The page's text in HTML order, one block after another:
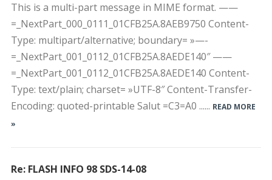
This is a multi-part message in MIME format. ——
=_NextPart_000_0111_01CFB25A.8AEB9750 Content-
Type: multipart/alternative; boundary= »—-
=_NextPart_001_0112_01CFB25A.8AEDE140″ ——
=_NextPart_001_0112_01CFB25A.8AEDE140 Content-
Type: text/plain; charset= »UTF-8″ Content-Transfer-
Encoding: quoted-printable Salut =C3=A0 ...... READ MORE
»
Re: FLASH INFO 98 SDS-14-08